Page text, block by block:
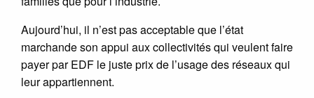
Aujourd’hui, il n’est pas acceptable que l’état
marchande son appui aux collectivités qui veulent faire
payer par EDF le juste prix de l’usage des réseaux qui
leur appartiennent.